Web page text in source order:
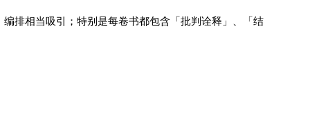
排相当吸引；特别是每卷书都包含「批判诠释」、「结